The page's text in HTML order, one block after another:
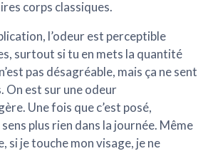
corps classiques.
l’odeur est perceptible
surtout si tu en mets la quantité
pas désagréable, mais ça ne sent
On est sur une odeur
Une fois que c’est posé,
plus rien dans la journée. Même
si je touche mon visage, je ne